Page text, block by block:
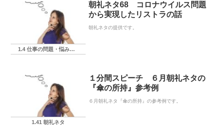
1.4 仕事の問題・悩み・相談
朝礼ネタ68 コロナウイルス問題
から実現したリストラの話
朝礼ネタの提供です。
1.41 朝礼ネタ
１分間スピーチ ６月朝礼ネタの
『傘の所持』参考例
６月朝礼ネタ『傘の所持』の参考例です。